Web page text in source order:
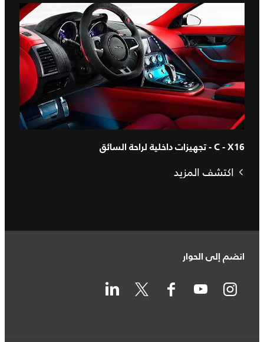
C - X16 - تجهيزات داخلية لراحة السائق
اكتشف المزيد
انضم إلى الحوار